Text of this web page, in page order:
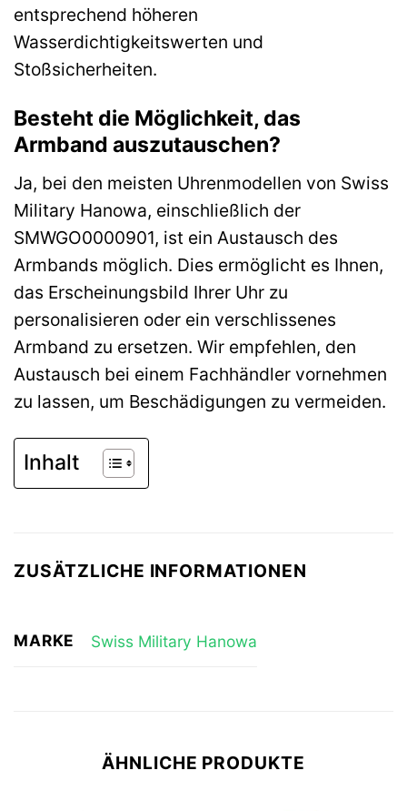
entsprechend höheren
Wasserdichtigkeitswerten und
Stoßsicherheiten.
Besteht die Möglichkeit, das
Armband auszutauschen?
Ja, bei den meisten Uhrenmodellen von Swiss
Military Hanowa, einschließlich der
SMWGO0000901, ist ein Austausch des
Armbands möglich. Dies ermöglicht es Ihnen,
das Erscheinungsbild Ihrer Uhr zu
personalisieren oder ein verschlissenes
Armband zu ersetzen. Wir empfehlen, den
Austausch bei einem Fachhändler vornehmen
zu lassen, um Beschädigungen zu vermeiden.
Inhalt
ZUSÄTZLICHE INFORMATIONEN
MARKE Swiss Military Hanowa
ÄHNLICHE PRODUKTE